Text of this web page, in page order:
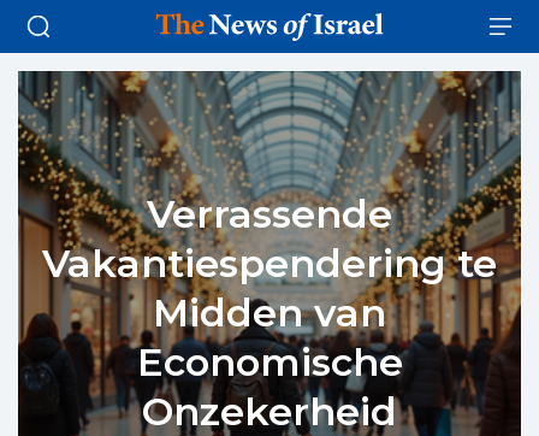
Verrassende
Vakantiespendering te
Midden van
Economische
Onzekerheid